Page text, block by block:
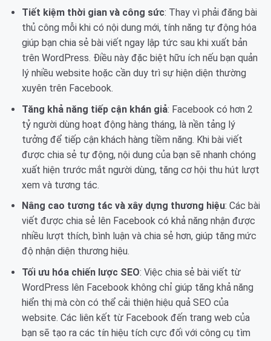
Tiết kiệm thời gian và công sức: Thay vì phải đăng bài
thủ công mỗi khi có nội dung mới, tính năng tự động hóa
giúp bạn chia sẻ bài viết ngay lập tức sau khi xuất bản
trên WordPress. Điều này đặc biệt hữu ích nếu bạn quản
lý nhiều website hoặc cần duy trì sự hiện diện thường
xuyên trên Facebook.
Tăng khả năng tiếp cận khán giả: Facebook có hơn 2
tỷ người dùng hoạt động hàng tháng, là nền tảng lý
tưởng để tiếp cận khách hàng tiềm năng. Khi bài viết
được chia sẻ tự động, nội dung của bạn sẽ nhanh chóng
xuất hiện trước mắt người dùng, tăng cơ hội thu hút lượt
xem và tương tác.
Nâng cao tương tác và xây dựng thương hiệu: Các bài
viết được chia sẻ lên Facebook có khả năng nhận được
nhiều lượt thích, bình luận và chia sẻ hơn, giúp tăng mức
độ nhận diện thương hiệu.
Tối ưu hóa chiến lược SEO: Việc chia sẻ bài viết từ
WordPress lên Facebook không chỉ giúp tăng khả năng
hiển thị mà còn có thể cải thiện hiệu quả SEO của
website. Các liên kết từ Facebook đến trang web của
bạn sẽ tạo ra các tín hiệu tích cực đối với công cụ tìm